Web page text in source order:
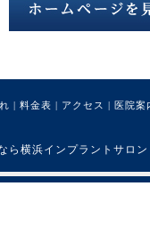
| 料金表 | アクセス | 医院案
ら横浜インプラントサ